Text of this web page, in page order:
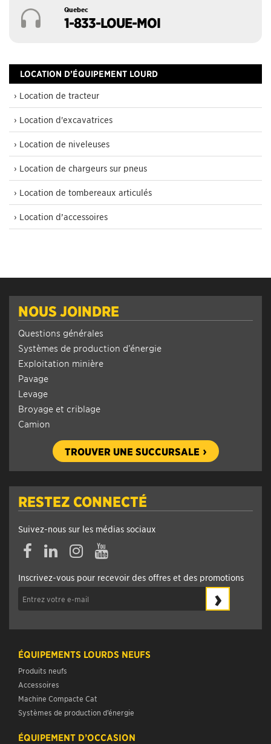
Quebec
1-833-LOUE-MOI
LOCATION D’ÉQUIPEMENT LOURD
› Location de tracteur
› Location d'excavatrices
› Location de niveleuses
› Location de chargeurs sur pneus
› Location de tombereaux articulés
› Location d’accessoires
NOUS JOINDRE
Questions générales
Systèmes de production d’énergie
Exploitation minière
Pavage
Levage
Broyage et criblage
Camion
TROUVER UNE SUCCURSALE
RESTEZ CONNECTÉ
Suivez-nous sur les médias sociaux
FacebookLinkedinInstagramYouTube
Inscrivez-vous pour recevoir des offres et des promotions
›
ÉQUIPEMENTS LOURDS NEUFS
Produits neufs
Accessoires
Machine Compacte Cat
Systèmes de production d’énergie
ÉQUIPEMENT D’OCCASION